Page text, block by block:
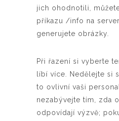
jich ohodnotili,
příkazu /info na
generujete obrázky.
Při řazení si vyberte
líbí více. Nedělejte si
to ovlivní vaši
nezabývejte tím, zda
odpovídají výzvě;